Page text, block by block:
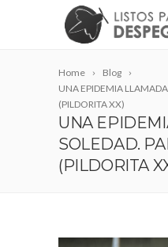
Home
Blog
UNA EPIDEMIA
(PILDORITA XX)
UNA
SOLEDAD.
(PILDORITA